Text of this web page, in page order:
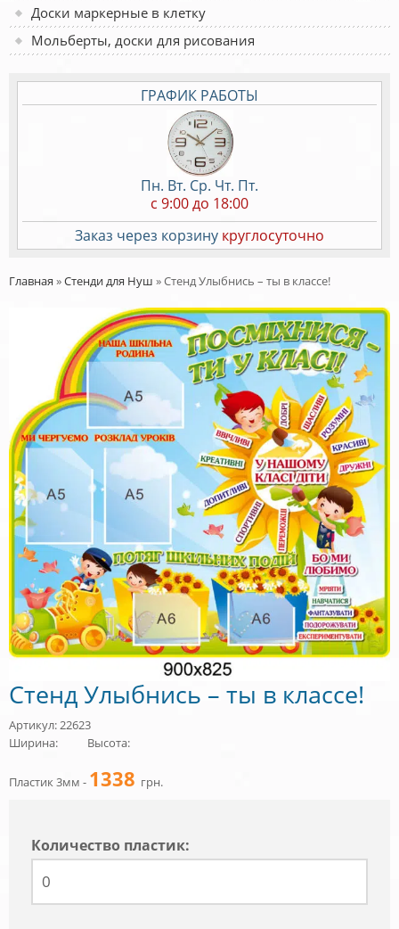
Доски маркерные в клетку
Мольберты, доски для рисования
ГРАФИК РАБОТЫ
Пн. Вт. Ср. Чт. Пт.
c 9:00 до 18:00
Заказ через корзину круглосуточно
Главная »Стенди для Нуш »Стенд Улыбнись – ты в классе!
Стенд Улыбнись – ты в классе!
Артикул: 22623
Ширина:
Высота:
Пластик 3мм - 1338 грн.
Количество пластик: